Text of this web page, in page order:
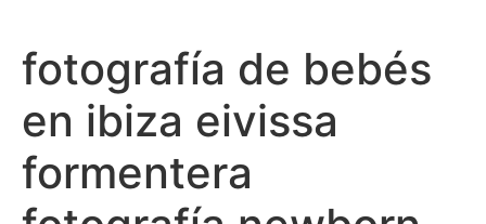
contenido
fotografía de bebés
en ibiza eivissa
formentera